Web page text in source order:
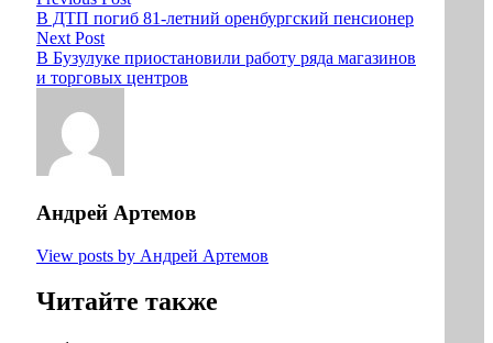
В ДТП погиб 81-летний оренбургский пенсионер
Next Post
В Бузулуке приостановили работу ряда магазинов
и торговых центров
Андрей Артемов
View posts by Андрей Артемов
Читайте также